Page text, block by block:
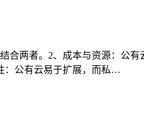
合两者。2、成本与资源：公有
：公有云易于扩展，而私…